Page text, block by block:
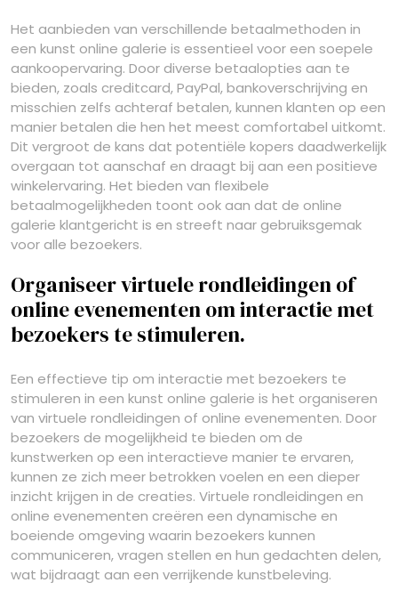
Het aanbieden van verschillende betaalmethoden in
een kunst online galerie is essentieel voor een soepele
aankoopervaring. Door diverse betaalopties aan te
bieden, zoals creditcard, PayPal, bankoverschrijving en
misschien zelfs achteraf betalen, kunnen klanten op een
manier betalen die hen het meest comfortabel uitkomt.
Dit vergroot de kans dat potentiële kopers daadwerkelijk
overgaan tot aanschaf en draagt bij aan een positieve
winkelervaring. Het bieden van flexibele
betaalmogelijkheden toont ook aan dat de online
galerie klantgericht is en streeft naar gebruiksgemak
voor alle bezoekers.
Organiseer virtuele rondleidingen of
online evenementen om interactie met
bezoekers te stimuleren.
Een effectieve tip om interactie met bezoekers te
stimuleren in een kunst online galerie is het organiseren
van virtuele rondleidingen of online evenementen. Door
bezoekers de mogelijkheid te bieden om de
kunstwerken op een interactieve manier te ervaren,
kunnen ze zich meer betrokken voelen en een dieper
inzicht krijgen in de creaties. Virtuele rondleidingen en
online evenementen creëren een dynamische en
boeiende omgeving waarin bezoekers kunnen
communiceren, vragen stellen en hun gedachten delen,
wat bijdraagt aan een verrijkende kunstbeleving.